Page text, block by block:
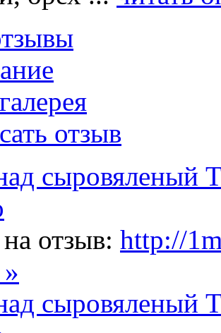
отзыв
отзыв: http://